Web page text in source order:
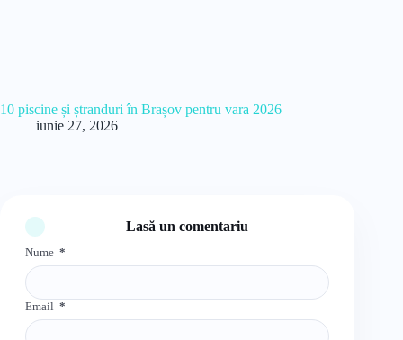
10 piscine și ștranduri în Brașov pentru vara 2026
iunie 27, 2026
Lasă un comentariu
Nume *
Email *